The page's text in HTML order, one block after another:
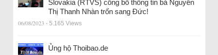
Slovakia (RTVS) công bố thông tin bà Nguyễn
Thị Thanh Nhàn trốn sang Đức!
06/08/2023 - 5.165 Views
Ủng hộ Thoibao.de